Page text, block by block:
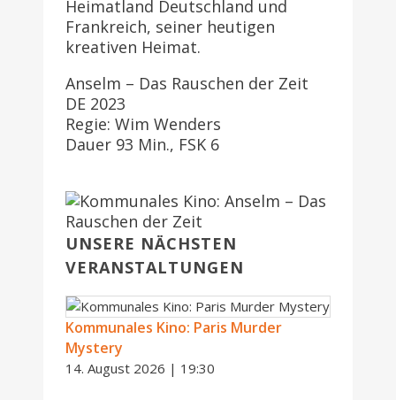
Heimatland Deutschland und
Frankreich, seiner heutigen
kreativen Heimat.
Anselm – Das Rauschen der Zeit
DE 2023
Regie: Wim Wenders
Dauer 93 Min., FSK 6
UNSERE NÄCHSTEN
VERANSTALTUNGEN
Kommunales Kino: Paris Murder
Mystery
14. August 2026 | 19:30